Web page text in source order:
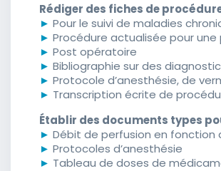
Rédiger des fiches de
► Pour le suivi de maladies
► Procédure actualisée pour une
► Post opératoire
► Bibliographie sur des
► Protocole d’anesthésie, de
► Transcription écrite de
Établir des documents types
► Débit de perfusion en
► Protocoles d’anesthésie
► Tableau de doses de